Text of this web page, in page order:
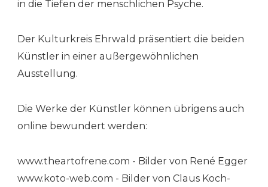
in die Tiefen der menschlichen Psyche.
Der Kulturkreis Ehrwald präsentiert die beiden
Künstler in einer außergewöhnlichen
Ausstellung.
Die Werke der Künstler können übrigens auch
online bewundert werden:
www.theartofrene.com - Bilder von René Egger
www.koto-web.com - Bilder von Claus Koch-